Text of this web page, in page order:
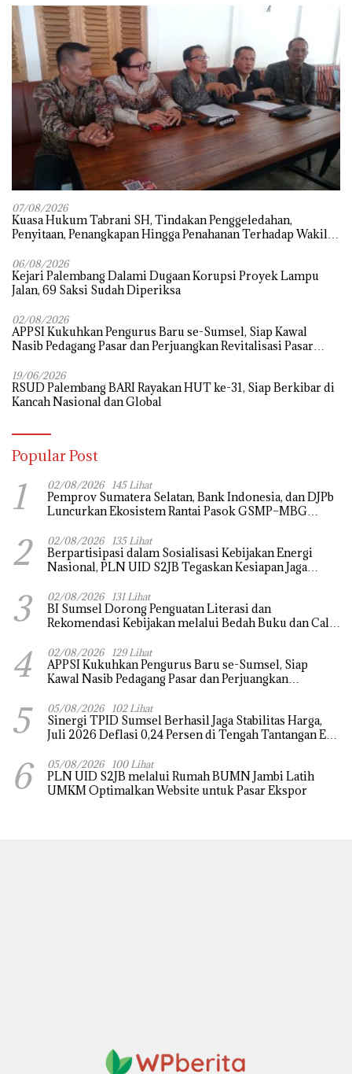
07/08/2026
‎Kuasa Hukum Tabrani SH, Tindakan Penggeledahan,
Penyitaan, Penangkapan Hingga Penahanan Terhadap Wakil
06/08/2026
Kejari Palembang Dalami Dugaan Korupsi Proyek Lampu
Jalan, 69 Saksi Sudah Diperiksa
02/08/2026
APPSI Kukuhkan Pengurus Baru se-Sumsel, Siap Kawal
Nasib Pedagang Pasar dan Perjuangkan Revitalisasi Pasar
19/06/2026
RSUD Palembang BARI Rayakan HUT ke-31, Siap Berkibar di
Kancah Nasional dan Global
Popular Post
1 02/08/2026 145 Lihat
Pemprov Sumatera Selatan, Bank Indonesia, dan DJPb
Luncurkan Ekosistem Rantai Pasok GSMP–MBG
Inflasi
2 02/08/2026 135 Lihat
Berpartisipasi dalam Sosialisasi Kebijakan Energi
Nasional, PLN UID S2JB Tegaskan Kesiapan Jaga
3 02/08/2026 131 Lihat
BI Sumsel Dorong Penguatan Literasi dan
Rekomendasi Kebijakan melalui Bedah Buku dan Call
2026
4 02/08/2026 129 Lihat
APPSI Kukuhkan Pengurus Baru se-Sumsel, Siap
Kawal Nasib Pedagang Pasar dan Perjuangkan
5 05/08/2026 102 Lihat
Sinergi TPID Sumsel Berhasil Jaga Stabilitas Harga,
Juli 2026 Deflasi 0,24 Persen di Tengah Tantangan El
6 05/08/2026 100 Lihat
PLN UID S2JB melalui Rumah BUMN Jambi Latih
UMKM Optimalkan Website untuk Pasar Ekspor